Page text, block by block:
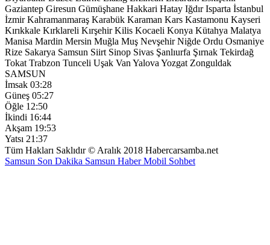
Gaziantep Giresun Gümüşhane Hakkari Hatay Iğdır Isparta İstanbul
İzmir Kahramanmaraş Karabük Karaman Kars Kastamonu Kayseri
Kırıkkale Kırklareli Kırşehir Kilis Kocaeli Konya Kütahya Malatya
Manisa Mardin Mersin Muğla Muş Nevşehir Niğde Ordu Osmaniye
Rize Sakarya Samsun Siirt Sinop Sivas Şanlıurfa Şırnak Tekirdağ
Tokat Trabzon Tunceli Uşak Van Yalova Yozgat Zonguldak
SAMSUN
İmsak 03:28
Güneş 05:27
Öğle 12:50
İkindi 16:44
Akşam 19:53
Yatsı 21:37
Tüm Hakları Saklıdır © Aralık 2018 Habercarsamba.net
Samsun Son Dakika Samsun HaberMobil Sohbet